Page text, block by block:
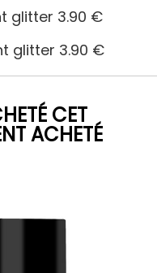
glitter 3.90 €
glitter 3.90 €
CET
ACHETÉ